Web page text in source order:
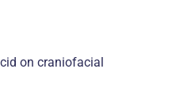
on craniofacial